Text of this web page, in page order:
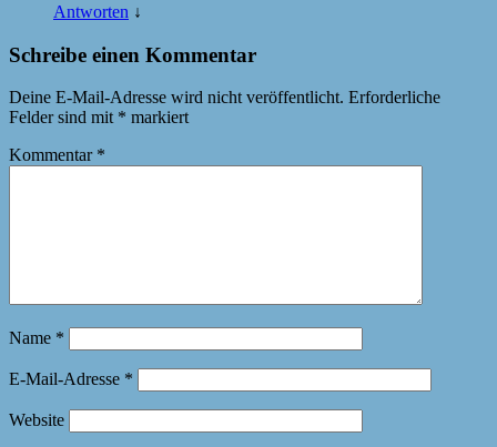
Antworten ↓
Schreibe einen Kommentar
Deine E-Mail-Adresse wird nicht veröffentlicht. Erforderliche
Felder sind mit * markiert
Kommentar *
Name *
E-Mail-Adresse *
Website